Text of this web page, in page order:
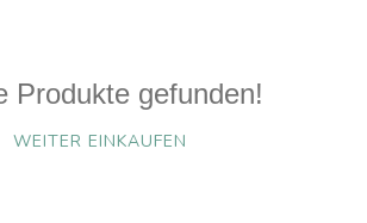
Produkte gefunden!
WEITER EINKAUFEN